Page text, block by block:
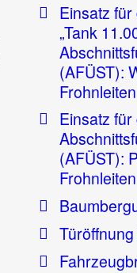
Einsatz
„Tank
(AFÜST):
Frohnleiten
Einsatz für
(AFÜST):
Frohnleiten